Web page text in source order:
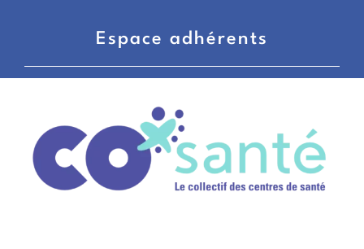
Espace adhérents